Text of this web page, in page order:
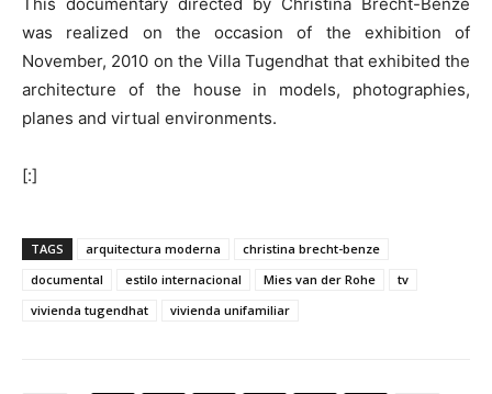
was realized on the occasion of the exhibition of
November, 2010 on the Villa Tugendhat that exhibited the
architecture of the house in models, photographies,
planes and virtual environments.
[:]
TAGS arquitectura moderna
christina brecht-benze
documental
estilo internacional Mies van der Rohe
tv
vivienda tugendhat
vivienda unifamiliar